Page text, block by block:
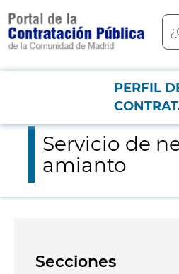
contenido
principal
Menú PCON
PERFIL
Servicio de neumología
Servicio de
amianto
Secciones